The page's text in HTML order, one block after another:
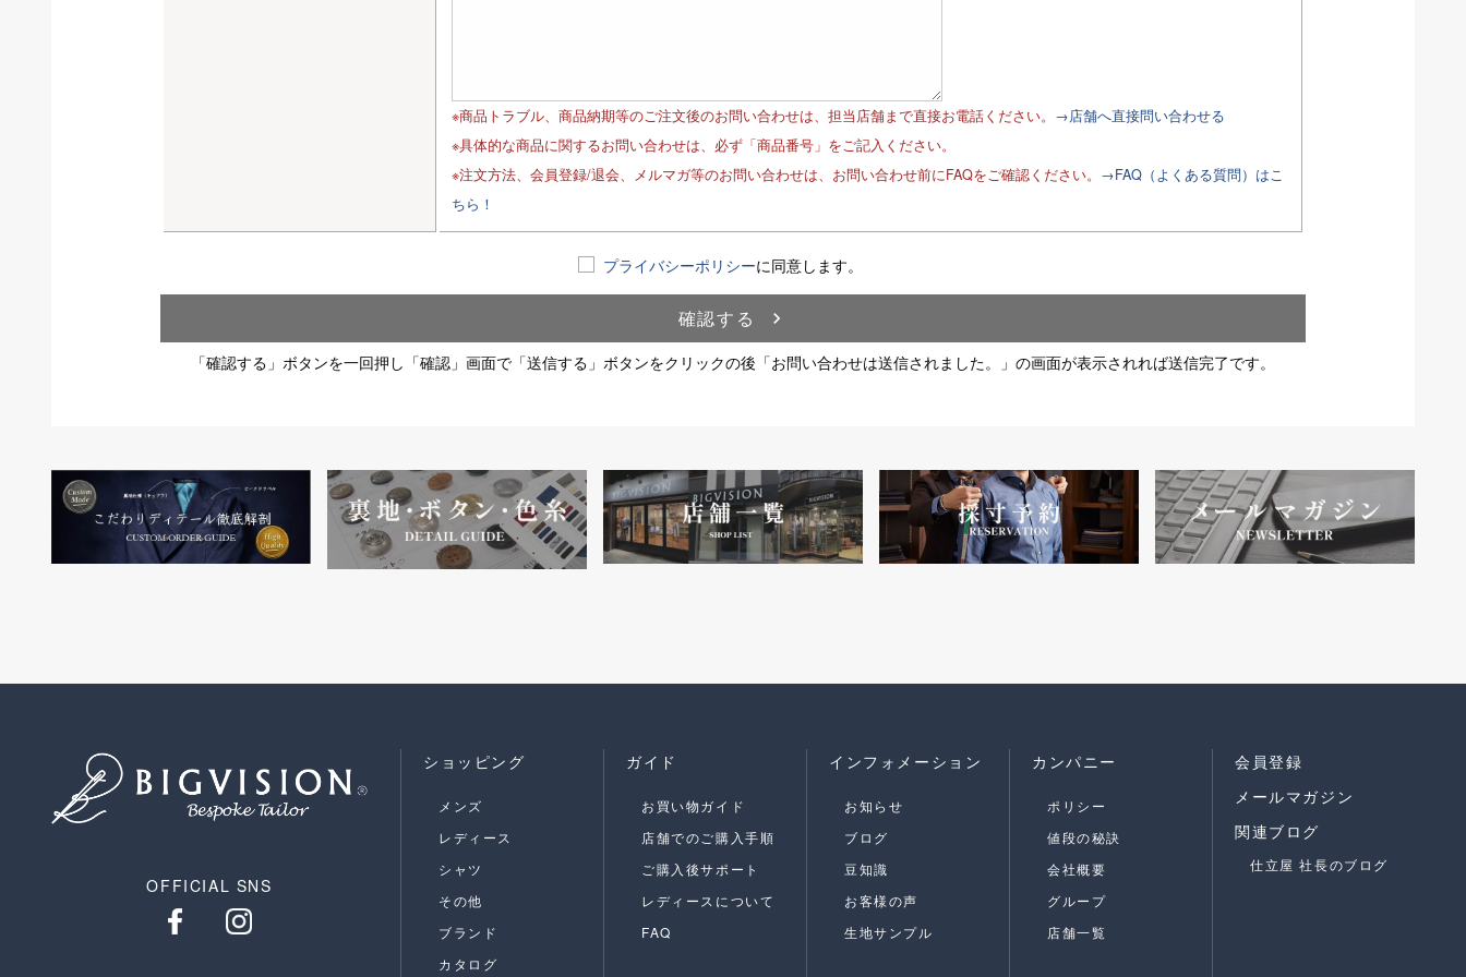
※商品トラブル、商品納期等のご注文後のお問い合わせは、担当店舗まで直接お電話ください。 →店舗へ直接問い合わせる
※具体的な商品に関するお問い合わせは、必ず「商品番号」をご記入ください。
※注文方法、会員登録/退会、メルマガ等のお問い合わせは、お問い合わせ前にFAQをご確認ください。 →FAQ（よくある質問）はこ
ちら！
プライバシーポリシーに同意します。
確認する
navigate_next
「確認する」ボタンを一回押し「確認」画面で「送信する」ボタンをクリックの後「お問い合わせは送信されました。」の画面が表示されれば送信完了です。
OFFICIAL SNS
ショッピング
メンズ
レディース
シャツ
その他
ブランド
カタログ
ガイド
お買い物ガイド
店舗でのご購入手順
ご購入後サポート
レディースについて
FAQ
インフォメーション
お知らせ
ブログ
豆知識
お客様の声
生地サンプル
カンパニー
ポリシー
値段の秘訣
会社概要
グループ
店舗一覧
会員登録
メールマガジン
関連ブログ
仕立屋 社長のブログ